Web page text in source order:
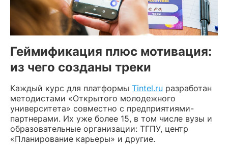
Геймификация плюс мотивация:
из чего созданы треки
Каждый курс для платформы Tintel.ru разработан
методистами «Открытого молодежного
университета» совместно с предприятиями-
партнерами. Их уже более 15, в том числе вузы и
образовательные организации: ТГПУ, центр
«Планирование карьеры» и другие.